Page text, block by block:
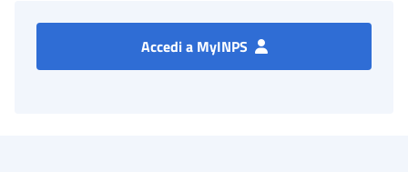
Accedi a MyINPS